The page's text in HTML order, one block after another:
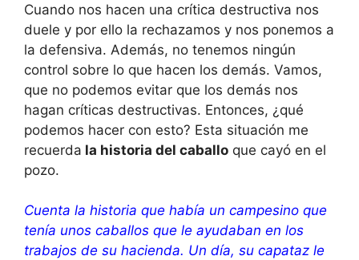
Cuando nos hacen una crítica destructiva nos
duele y por ello la rechazamos y nos ponemos a
la defensiva. Además, no tenemos ningún
control sobre lo que hacen los demás. Vamos,
que no podemos evitar que los demás nos
hagan críticas destructivas. Entonces, ¿qué
podemos hacer con esto? Esta situación me
recuerda la historia del caballo que cayó en el
pozo.
Cuenta la historia que había un campesino que
tenía unos caballos que le ayudaban en los
trabajos de su hacienda. Un día, su capataz le